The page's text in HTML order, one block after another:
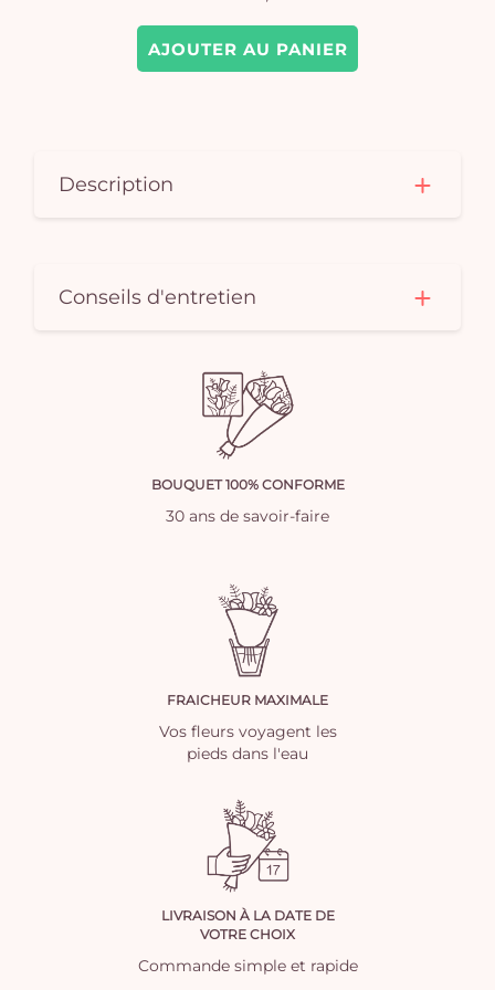
AJOUTER AU PANIER
Description
Conseils d'entretien
BOUQUET 100% CONFORME
30 ans de savoir-faire
FRAICHEUR MAXIMALE
Vos fleurs voyagent les
pieds dans l'eau
LIVRAISON À LA DATE DE
VOTRE CHOIX
Commande simple et rapide